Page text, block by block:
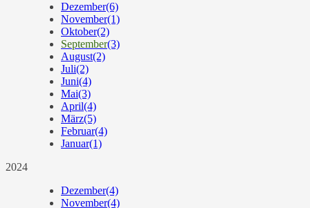
Dezember(6)
November(1)
Oktober(2)
September(3)
August(2)
Juli(2)
Juni(4)
Mai(3)
April(4)
März(5)
Februar(4)
Januar(1)
2024
Dezember(4)
November(4)